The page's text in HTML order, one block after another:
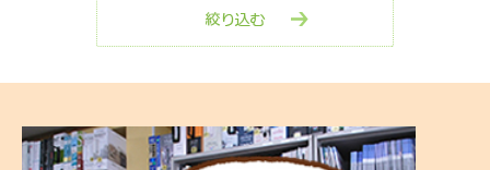
室内リフォーム
玄関リフォーム
保土ヶ谷区